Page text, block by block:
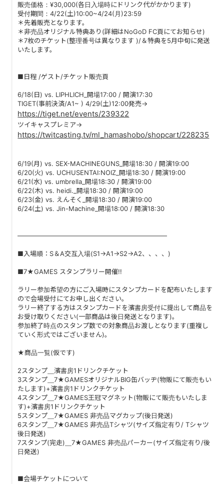
販売価格：¥30,000(各日入場時にドリンク代がかかります)
受付期間：4/22(土)10:00~4/24(月)23:59
＊先着販売となります。
＊非売品オリジナル特典あり(詳細はNoGoD FC頁にてお知らせ)
＊7枚のチケット(整理番号は異なります )/＆特典を5月中旬に発送
いたします。
■日程 /ゲスト/チケット販売頁
6/18(日) vs. LIPHLICH_開場17:00 / 開演17:30
TIGET(事前決済/A1~ ) 4/29(土)12:00発売→
https://tiget.net/events/239322
ツイキャスプレミア→
https://twitcasting.tv/ml_hamashobo/shopcart/228235
6/19(月) vs. SEX-MACHINEGUNS_開場18:30 / 開演19:00
6/20(火) vs. UCHUSENTAI:NOIZ_開場18:30 / 開演19:00
6/21(水) vs. umbrella_開場18:30 / 開演19:00
6/22(木) vs. heidi._開場18:30 / 開演19:00
6/23(金) vs. えんそく_開場18:30 / 開演19:00
6/24(土) vs. Jin-Machine_開場18:00 / 開演18:30
―――――――――――――――――――――――
■入場順：S＆A交互入場(S1→A1→S2→A2、、、、)
■7★GAMES スタンプラリー開催!!
ラリー参加希望の方にご入場時にスタンプカードを配布いたします
ので会場受付にてお申し出ください。
ラリー終了する方はスタンプカードを濱書房受付に提出して商品を
お受け取りください(一部商品は後日発送となります)。
参加終了時点のスタンプ数での対象商品お渡しとなります(重複し
ていく形式ではございません)。
★商品一覧(仮です)
2スタンプ＿濱書房1ドリンクチケット
3スタンプ＿7★GAMESオリジナルBIG缶バッヂ(物販にて販売もい
たします)+濱書房1ドリンクチケット
4スタンプ＿7★GAMES王冠マグネット(物販にて販売もいたしま
す)+濱書房1ドリンクチケット
5スタンプ＿7★GAMES 非売品マグカップ(後日発送)
6スタンプ＿7★GAMES 非売品Tシャツ(サイズ指定有り/ Tシャツ
後日発送)
7スタンプ(完走)＿7★GAMES 非売品パーカー(サイズ指定有り/後
日発送)
■会場チケットについて